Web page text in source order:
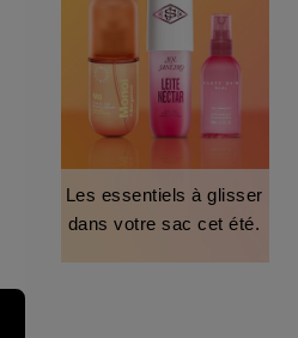
Les essentiels à glisser
dans votre sac cet été.